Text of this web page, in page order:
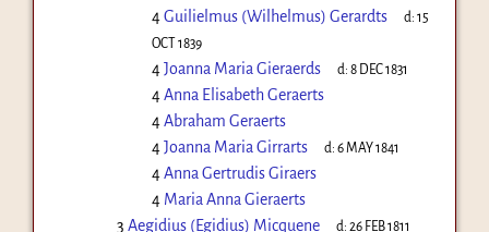
4Guilielmus (Wilhelmus) Gerardts d:15
OCT 1839
4Joanna Maria Gieraerds d:8 DEC 1831
4Anna Elisabeth Geraerts
4Abraham Geraerts
4Joanna Maria Girrarts d:6 MAY 1841
4Anna Gertrudis Giraers
4 Maria Anna Gieraerts
3 Aegidius (Egidius) Micquene d:26 FEB 1811